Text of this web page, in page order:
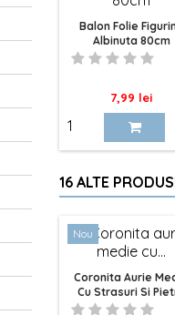
Balon Folie
Albinuta 80cm
Pret
7,99 lei
16 ALTE
Nou
Coronita Aurie
Cu Strasuri Si
Rosii 10cm